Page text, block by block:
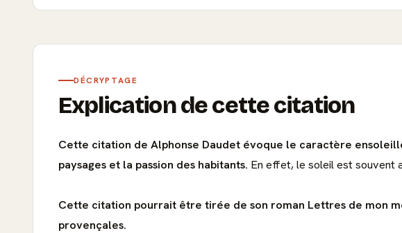
DÉCRYPTAGE
Explication de cette citation
Cette citation de Alphonse Daudet évoque le caractère
paysages et la passion des habitants. En effet, le soleil est souvent
Cette citation pourrait être tirée de son roman Lettres de mon
provençales.